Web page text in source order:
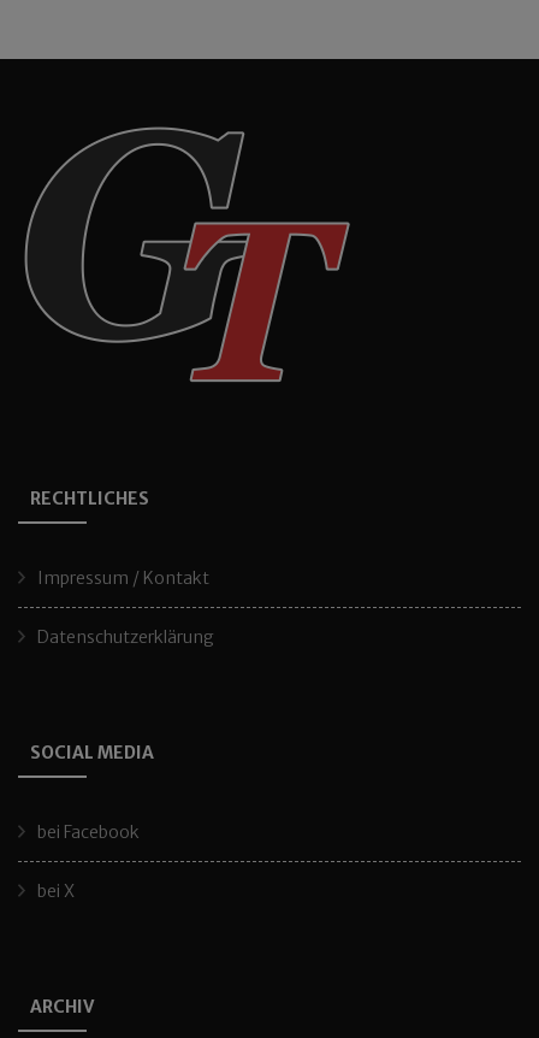
RECHTLICHES
Impressum / Kontakt
Datenschutzerklärung
SOCIAL MEDIA
bei Facebook
bei X
ARCHIV